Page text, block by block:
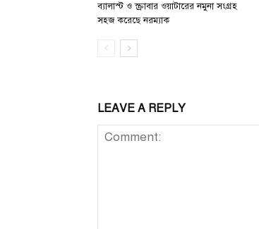
ব্যালাস্ট ও স্ক্রাবার ওয়াটারের নমুনা সংগ্রহ
সহজ করেছে নরম্যাক
LEAVE A REPLY